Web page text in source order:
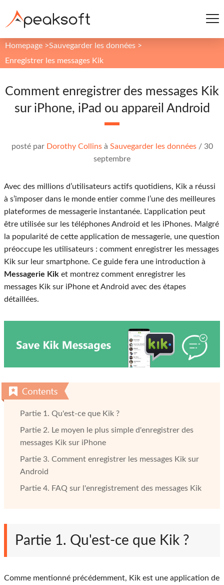
Homepage >Sauvegarder les données >
Enregistrer les messages Kik
Comment enregistrer des messages Kik
sur iPhone, iPad ou appareil Android
posté par Dorothy Collinsà Sauvegarder les données/ 30
septembre
Avec des millions d’utilisateurs actifs quotidiens, Kik a réussi
à s’imposer dans le monde entier comme l’une des meilleures
plateformes de messagerie instantanée. L'application peut
être utilisée sur les téléphones Android et les iPhones. Malgré
la popularité de cette application de messagerie, une question
préoccupe les utilisateurs : comment enregistrer les messages
Kik sur leur smartphone. Ce guide fera une introduction à
Messagerie Kik et montrez comment enregistrer les
messages Kik sur iPhone et Android avec des étapes
détaillées.
Partie 1. Qu'est-ce que Kik ?
Partie 2. Le moyen le plus simple d'enregistrer des
messages Kik sur iPhone
Partie 3. Comment enregistrer les messages Kik sur
Android
Partie 4. FAQ sur l'enregistrement des messages Kik
Partie 1. Qu'est-ce que Kik ?
Comme mentionné précédemment, Kik est une application de